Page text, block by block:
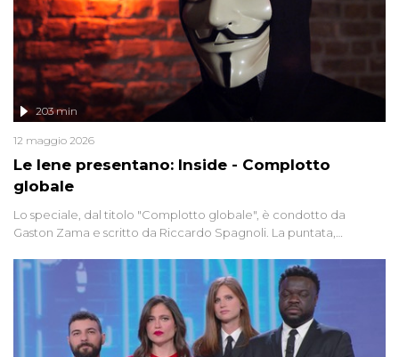
Le Iene presentano: Inside - Complotto
globale
203 min
12 maggio 2026
Lo speciale, dal titolo "Complotto globale", è condotto da
Gaston Zama e scritto da Riccardo Spagnoli. La puntata,
racconta l'universo delle narrazioni alternative, dei sospetti
globali e del complottismo che negli ultimi anni hanno invaso
social network, talk show, piazze digitali e immaginario collettivo.